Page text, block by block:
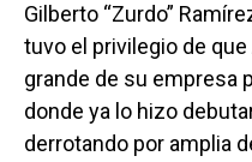
Gilberto “Zurdo”
tuvo el privilegio de
grande de su empresa
donde ya lo hizo
derrotando por amplia